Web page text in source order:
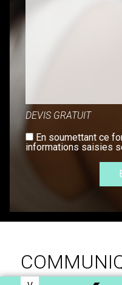
DEVIS GRATUIT
En soumettant ce
informations saisies